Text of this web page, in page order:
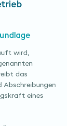
wird,
das
Abschreibungen
eines